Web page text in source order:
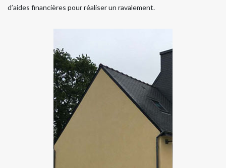
d’aides financières pour réaliser un ravalement.